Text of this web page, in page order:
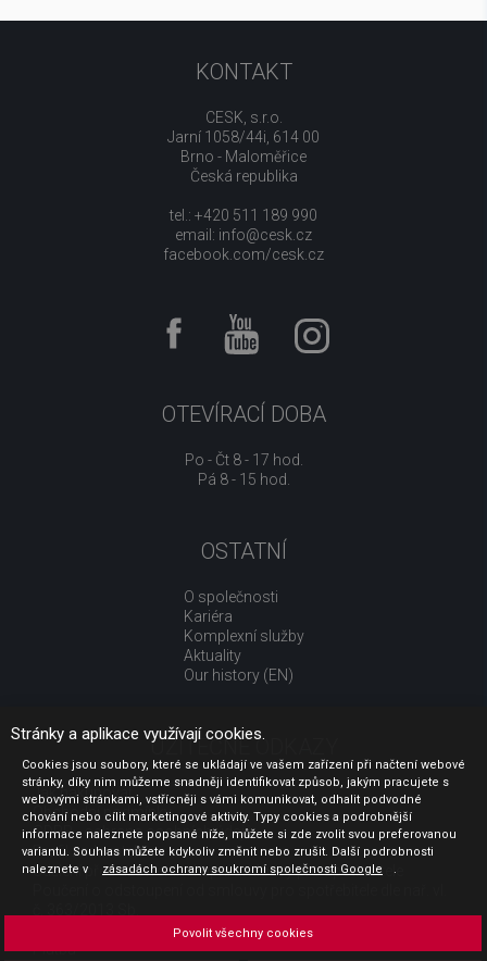
KONTAKT
CESK, s.r.o.
Jarní 1058/44i, 614 00
Brno - Maloměřice
Česká republika
tel.: +420 511 189 990
email: info@cesk.cz
facebook.com/cesk.cz
OTEVÍRACÍ DOBA
Po - Čt 8 - 17 hod.
Pá 8 - 15 hod.
OSTATNÍ
O společnosti
Kariéra
Komplexní služby
Aktuality
Our history (EN)
UŽITEČNÉ ODKAZY
Jak nakupovat
Obchodní podmínky
GDPR - ochrana osobních údajů
Profil zadavatele
Sdělení před uzavřením kupní smlouvy pro spotřebitele
Platba
Stránky a aplikace využívají cookies.
Cookies jsou soubory, které se ukládají ve vašem zařízení při načtení webové
stránky, díky nim můžeme snadněji identifikovat způsob, jakým pracujete s
webovými stránkami, vstřícněji s vámi komunikovat, odhalit podvodné
chování nebo cílit marketingové aktivity. Typy cookies a podrobnější
informace naleznete popsané níže, můžete si zde zvolit svou preferovanou
variantu. Souhlas můžete kdykoliv změnit nebo zrušit. Další podrobnosti
naleznete v
zásadách ochrany soukromí společnosti Google .
Povolit všechny cookies